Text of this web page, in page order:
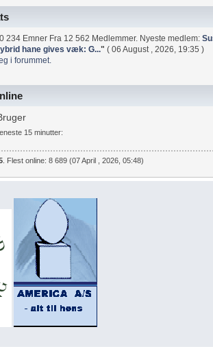
234 Emner Fra 12 562 Medlemmer. Nyeste medlem:
hane gives væk: G..." ( 06 August , 2026, 19:35 )
i forummet.
15 minutter:
. Flest online: 8 689 (07 April , 2026, 05:48)